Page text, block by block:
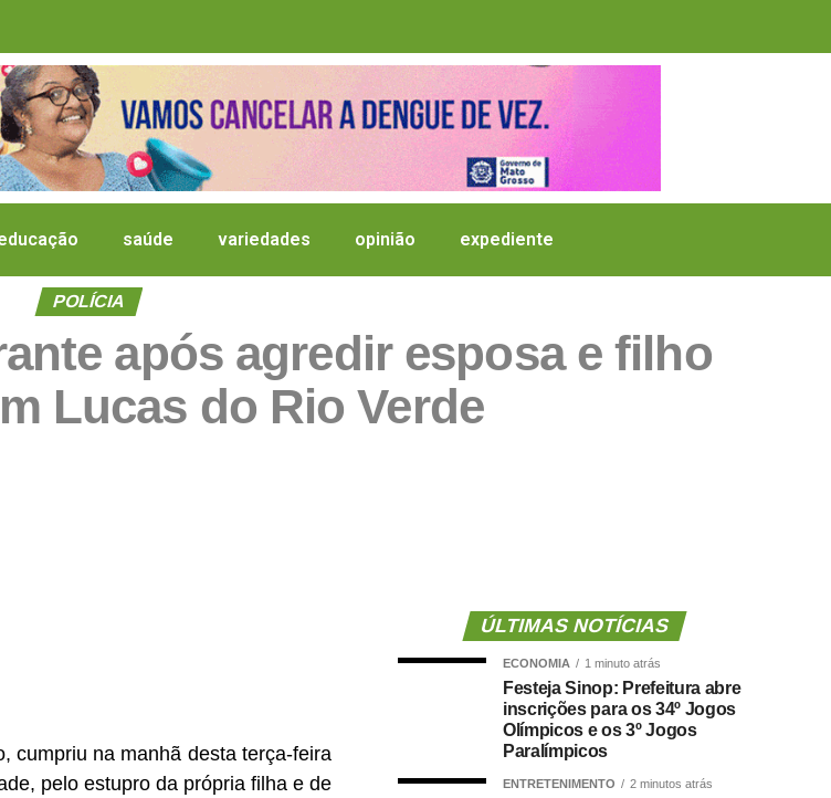
saúde variedades opinião expediente
POLÍCIA
após agredir esposa e filho
Lucas do Rio Verde
cumpriu na manhã desta terça-feira
pelo estupro da própria filha e de
ÚLTIMAS NOTÍCIAS
ECONOMIA 1 minuto atrás
Festeja Sinop: Prefeitura abre
inscrições para os 34º Jogos
Olímpicos e os 3º Jogos
Paralímpicos
ENTRETENIMENTO 2 minutos atrás